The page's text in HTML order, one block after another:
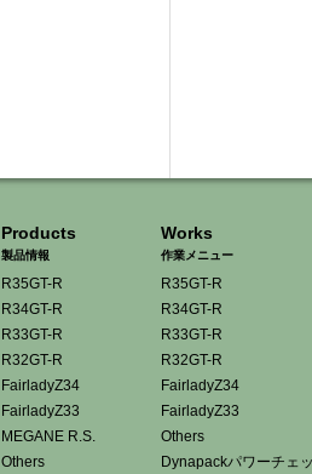
Products
製品情報
R35GT-R
R34GT-R
R33GT-R
R32GT-R
FairladyZ34
FairladyZ33
MEGANE R.S.
Others
Works
作業メニュー
R35GT-R
R34GT-R
R33GT-R
R32GT-R
FairladyZ34
FairladyZ33
Others
Dynapackパワーチェ